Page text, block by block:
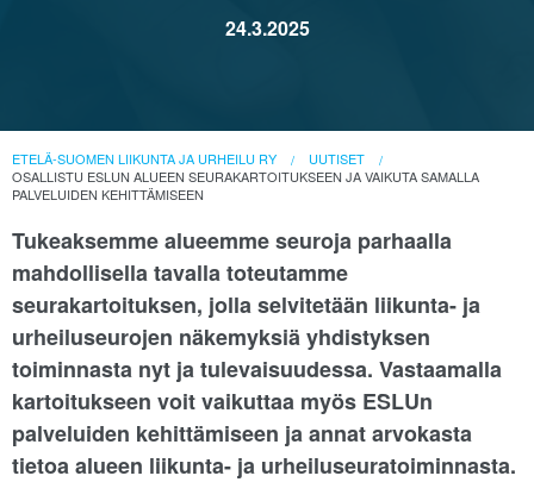
24.3.2025
ETELÄ-SUOMEN LIIKUNTA JA URHEILU RY
UUTISET
OSALLISTU ESLUN ALUEEN SEURAKARTOITUKSEEN JA VAIKUTA SAMALLA
PALVELUIDEN KEHITTÄMISEEN
Tukeaksemme alueemme seuroja parhaalla
mahdollisella tavalla toteutamme
seurakartoituksen, jolla selvitetään liikunta- ja
urheiluseurojen näkemyksiä yhdistyksen
toiminnasta nyt ja tulevaisuudessa. Vastaamalla
kartoitukseen voit vaikuttaa myös ESLUn
palveluiden kehittämiseen ja annat arvokasta
tietoa alueen liikunta- ja urheiluseuratoiminnasta.